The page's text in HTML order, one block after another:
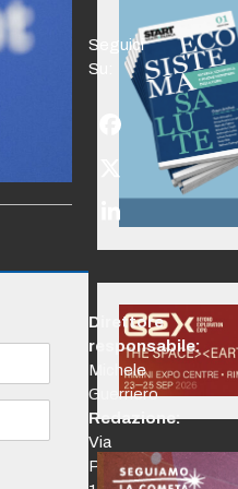
Seguici
Su:
Facebook
Twitter
(deprecated)
LinkedIn
Direttore
responsabile:
Michele
Guerriero
Redazione:
Via
Po,